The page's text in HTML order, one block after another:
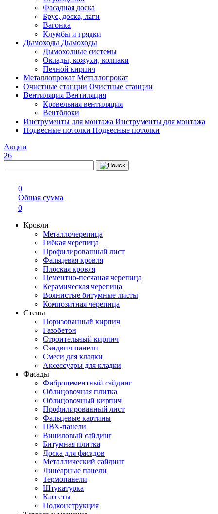
Фасадная доска
Брус, доска, лаги
Вагонка
Клумбы и грядки
Дымоходы Дымоходы
Дымоходные системы
Оклады, кожухи, колпаки
Печной кирпич
Металлопрокат Металлопрокат
Очистные станции Очистные станции
Вентиляция Вентиляция
Кровельная вентиляция
Вентблоки
Инструменты для монтажа Инструменты для монтажа
Подвесные потолки Подвесные потолки
Акции
26
0
Общая сумма
0
Кровли
Металлочерепица
Гибкая черепица
Профилированный лист
Фальцевая кровля
Плоская кровля
Цементно-песчаная черепица
Керамическая черепица
Волнистые битумные листы
Композитная черепица
Стены
Поризованный кирпич
Газобетон
Строительный кирпич
Сэндвич-панели
Смеси для кладки
Аксессуары для кладки
Фасады
Фиброцементный сайдинг
Облицовочная плитка
Облицовочный кирпич
Профилированный лист
Фальцевые картины
ПВХ-панели
Виниловый сайдинг
Битумная плитка
Доска для фасадов
Металлический сайдинг
Линеарные панели
Термопанели
Штукатурка
Кассеты
Подконструкция